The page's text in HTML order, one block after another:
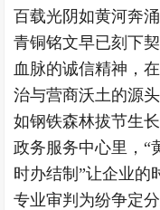
百载光阴如黄河奔
青铜铭文早已刻下
血脉的诚信精神，
治与营商沃土的源
如钢铁森林拔节生
政务服务中心里，“
时办结制”让企业的
专业审判为纷争定